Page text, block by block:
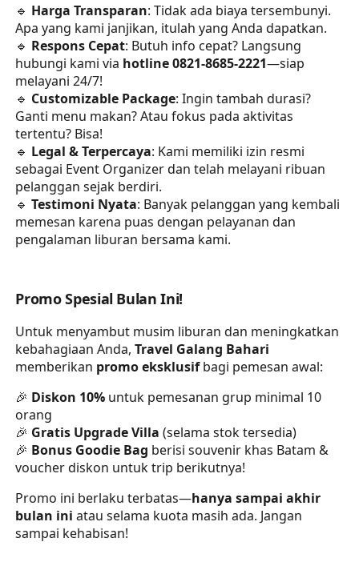
🔹 Harga Transparan: Tidak ada biaya tersembunyi.
Apa yang kami janjikan, itulah yang Anda dapatkan.
🔹 Respons Cepat: Butuh info cepat? Langsung
hubungi kami via hotline 0821-8685-2221—siap
melayani 24/7!
🔹 Customizable Package: Ingin tambah durasi?
Ganti menu makan? Atau fokus pada aktivitas
tertentu? Bisa!
🔹 Legal & Terpercaya: Kami memiliki izin resmi
sebagai Event Organizer dan telah melayani ribuan
pelanggan sejak berdiri.
🔹Testimoni Nyata: Banyak pelanggan yang kembali
memesan karena puas dengan pelayanan dan
pengalaman liburan bersama kami.
Promo Spesial Bulan Ini!
Untuk menyambut musim liburan dan meningkatkan
kebahagiaan Anda,Travel Galang Bahari
memberikan promo eksklusifbagi pemesan awal:
🎉 Diskon 10% untuk pemesanan grup minimal 10
orang
🎉 Gratis Upgrade Villa (selama stok tersedia)
🎉 Bonus Goodie Bag berisi souvenir khas Batam &
voucher diskon untuk trip berikutnya!
Promo ini berlaku terbatas—hanya sampai akhir
bulan ini atau selama kuota masih ada. Jangan
sampai kehabisan!